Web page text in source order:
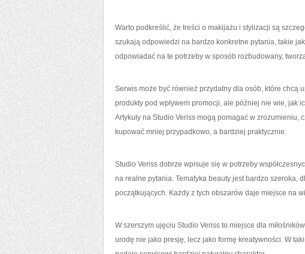
Warto podkreślić, że treści o makijażu i stylizacji są
szukają odpowiedzi na bardzo konkretne pytania, takie
odpowiadać na te potrzeby w sposób rozbudowany,
Serwis może być również przydatny dla osób, które chcą
produkty pod wpływem promocji, ale później nie wie, jak
Artykuły na Studio Veriss mogą pomagać w
kupować mniej przypadkowo, a bardziej praktycznie.
Studio Veriss dobrze wpisuje się w potrzeby
na realne pytania. Tematyka beauty jest bardzo szeroka,
początkujących. Każdy z tych obszarów daje miejsce na
W szerszym ujęciu Studio Veriss to miejsce dla
urodę nie jako presję, lecz jako formę kreatywności. W